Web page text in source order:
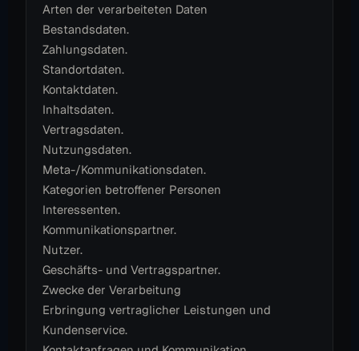
Arten der verarbeiteten Daten
Bestandsdaten.
Zahlungsdaten.
Standortdaten.
Kontaktdaten.
Inhaltsdaten.
Vertragsdaten.
Nutzungsdaten.
Meta-/Kommunikationsdaten.
Kategorien betroffener Personen
Interessenten.
Kommunikationspartner.
Nutzer.
Geschäfts- und Vertragspartner.
Zwecke der Verarbeitung
Erbringung vertraglicher Leistungen und
Kundenservice.